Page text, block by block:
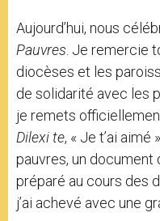
Aujourd’hui, nous
Pauvres. Je remercie
diocèses et les
de solidarité avec les
je remets
Dilexi te, « Je t’ai aimé
pauvres, un document
préparé au cours des
j’ai achevé avec une